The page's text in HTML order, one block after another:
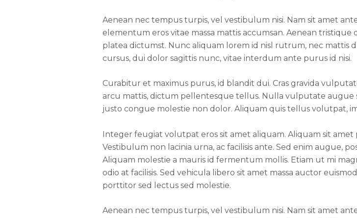
Aenean nec tempus turpis, vel vestibulum nisi. Nam sit amet
elementum eros vitae massa mattis accumsan. Aenean
platea dictumst. Nunc aliquam lorem id nisl rutrum, nec mattis
cursus, dui dolor sagittis nunc, vitae interdum ante purus id nisi.
Curabitur et maximus purus, id blandit dui. Cras gravida
arcu mattis, dictum pellentesque tellus. Nulla vulputate
justo congue molestie non dolor. Aliquam quis tellus volutpat,
Integer feugiat volutpat eros sit amet aliquam. Aliquam sit amet
Vestibulum non lacinia urna, ac facilisis ante. Sed enim augue,
Aliquam molestie a mauris id fermentum mollis. Etiam ut mi
odio at facilisis. Sed vehicula libero sit amet massa auctor
porttitor sed lectus sed molestie.
Aenean nec tempus turpis, vel vestibulum nisi. Nam sit amet